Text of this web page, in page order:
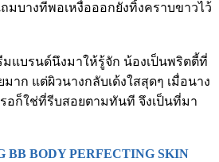
มบางทีพอเหงื่อออกยังทิ้งคราบขาวไว้
แบรนด์นึงมาให้รู้จัก น้องเป็นพริตตี้ที่
าก แต่ผิวนางกลับเด้งใสสุดๆ เมื่อนาง
อก็ใช่ที่รีบสอยตามทันที จึงเป็นที่มา
BB BODY PERFECTING SKIN